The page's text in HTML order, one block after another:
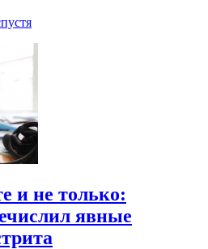
и не только:
явные